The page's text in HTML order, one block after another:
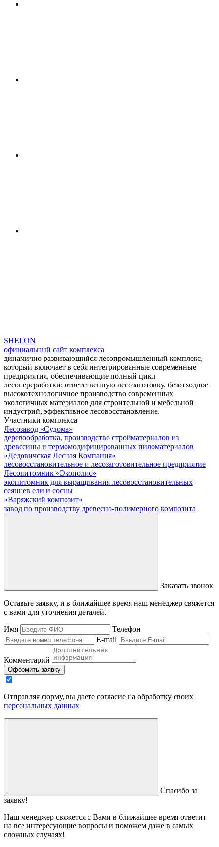
SHELON
официальный сайт комплекса
динамично развивающийся лесопромышленный комплекс,
который включает в себя интегрированные современные
предприятия, обеспечивающие полный цикл
лесопереработки: ответственную лесозаготовку, безотходное
высокотехнологичное производство современных
экологичных материалов для строительной и мебельной
индустрий, эффективное лесовосстановление.
Участники комплекса
Лесозавод «Судома»
деревообработка, производство стройматериалов из
древесины и термомодифицированных пиломатериалов
«Дедовичская Лесная Компания»
лесовосстановительное и лесозаготовительное предприятие
Лесопитомник «Экополис»
экопитомник для выращивания лесовосстановительных
сеянцев ели и сосны
«Варяжский композит»
завод по производству древесно-полимерного композита
Заказать звонок
Оставьте заявку, и в ближайшее время наш менеджер свяжется
с вами для уточнения деталей.
Имя
Телефон
E-mail
Комментарий
Оформить заявку
Отправляя форму, вы даете согласие на обработку своих
персональных данных
Спасибо за
заявку!
Наш менеджер свяжется с Вами в ближайшее время ответит
на все интересующие вопросы и поможем даже в самых
сложных случаях!